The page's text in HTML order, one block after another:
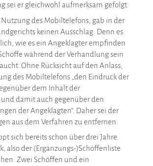
sei er gleichwohl aufmerksam gefolgt.
Nutzung des Mobiltelefons, gab in der
keinen Ausschlag. Denn es
wie es ein Angeklagter empfinden
während der Verhandlung sein
Ohne Rücksicht auf den Anlass,
des Mobiltelefons „den Eindruck der
dem Inhalt der
damit auch gegenüber den
der Angeklagten“. Daher sei der
aus dem Verfahren zu entfernen.
sich bereits schon über drei Jahre.
also der (Ergänzungs-)Schöffenliste
Zwei Schöffen und ein